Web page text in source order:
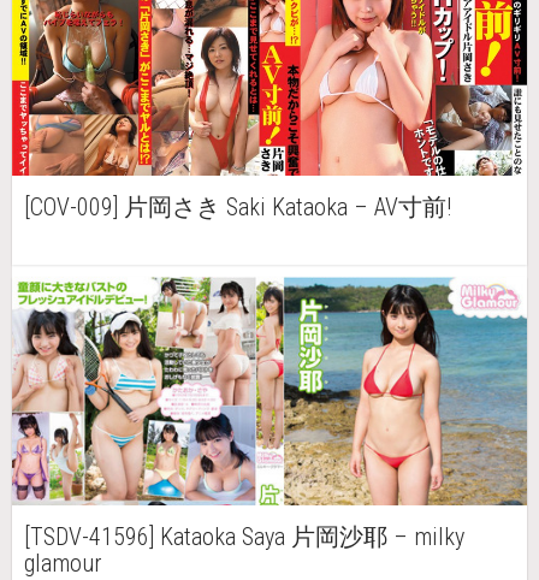
[COV-009] 片岡さき Saki Kataoka – AV寸前!
[TSDV-41596] Kataoka Saya 片岡沙耶 – milky
glamour